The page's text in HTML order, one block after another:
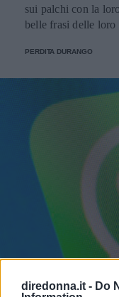
diredonna.it - Do
sui palchi con la
belle frasi delle loro
PERDITA DURANGO